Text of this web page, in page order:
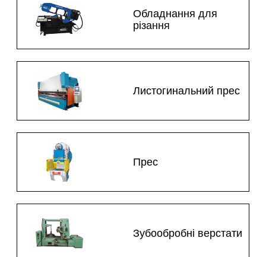
Обладнання для
різання
Листогинальний прес
Прес
Зубообробні верстати